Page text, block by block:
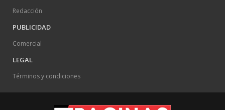
Redacción
PUBLICIDAD
Comercial
LEGAL
Términos y condiciones